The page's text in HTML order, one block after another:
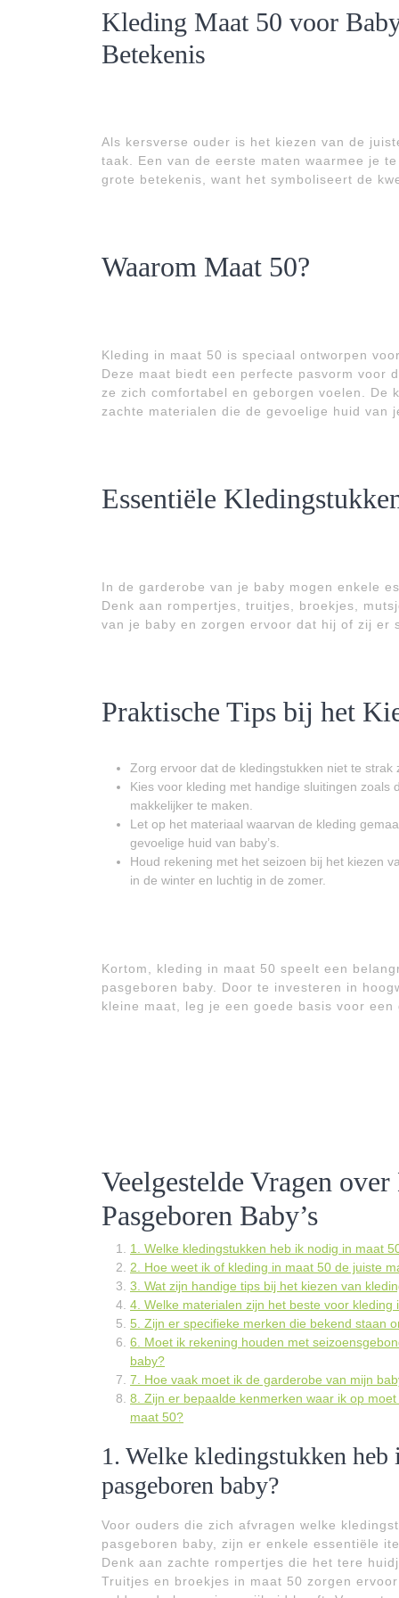
Kleding Maat 50 voor
Betekenis
Als kersverse ouder is het kiezen van de
taak. Een van de eerste maten waarmee je
grote betekenis, want het symboliseert de
Waarom Maat 50?
Kleding in maat 50 is speciaal ontworpen
Deze maat biedt een perfecte pasvorm voor
ze zich comfortabel en geborgen voelen. De
zachte materialen die de gevoelige huid van
Essentiële
In de garderobe van je baby mogen enkele
Denk aan rompertjes, truitjes, broekjes,
van je baby en zorgen ervoor dat hij of zij er
Praktische Tips bij het
Zorg ervoor dat de kledingstukken niet te
Kies voor kleding met handige sluitingen
makkelijker te maken.
Let op het materiaal waarvan de kleding
gevoelige huid van baby’s.
Houd rekening met het seizoen bij het kiezen
in de winter en luchtig in de zomer.
Kortom, kleding in maat 50 speelt een
pasgeboren baby. Door te investeren in
kleine maat, leg je een goede basis voor een
Veelgestelde Vragen
Pasgeboren Baby’s
1. Welke kledingstukken heb ik nodig in maat
2. Hoe weet ik of kleding in maat 50 de juiste
3. Wat zijn handige tips bij het kiezen van
4. Welke materialen zijn het beste voor
5. Zijn er specifieke merken die bekend staan
6. Moet ik rekening houden met
baby?
7. Hoe vaak moet ik de garderobe van mijn
8. Zijn er bepaalde kenmerken waar ik op
maat 50?
1. Welke kledingstukken
pasgeboren baby?
Voor ouders die zich afvragen welke
pasgeboren baby, zijn er enkele essentiële
Denk aan zachte rompertjes die het tere
Truitjes en broekjes in maat 50 zorgen